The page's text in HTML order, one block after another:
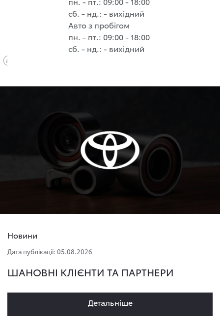
сб. - нд.: - вихідний
Авто з пробігом
пн. - пт.: 09:00 - 18:00
сб. - нд.: - вихідний
Новини
Дата публікації: 05.08.2026
ШАНОВНІ КЛІЄНТИ ТА ПАРТНЕРИ
Детальнiше